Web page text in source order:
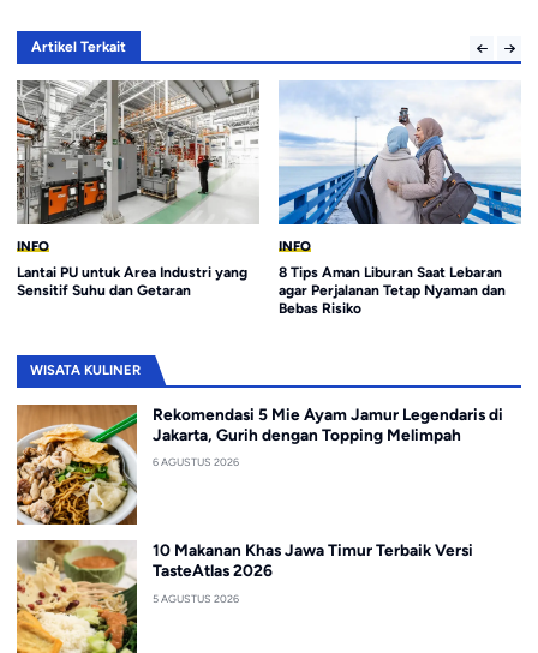
Artikel Terkait
INFO
Lantai PU untuk Area Industri yang
Sensitif Suhu dan Getaran
INFO
8 Tips Aman Liburan Saat Lebaran
agar Perjalanan Tetap Nyaman dan
Bebas Risiko
WISATA KULINER
Rekomendasi 5 Mie Ayam Jamur Legendaris di
Jakarta, Gurih dengan Topping Melimpah
6 AGUSTUS 2026
10 Makanan Khas Jawa Timur Terbaik Versi
TasteAtlas 2026
5 AGUSTUS 2026